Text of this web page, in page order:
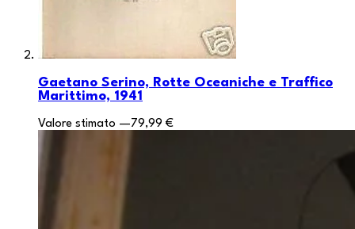
Gaetano Serino, Rotte Oceaniche e Traffico
Marittimo, 1941
Valore stimato —79,99 €